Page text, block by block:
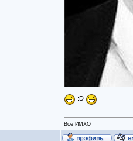
:D
Все ИМХО